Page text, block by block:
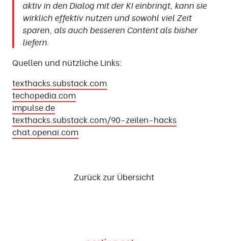
aktiv in den Dialog mit der KI einbringt, kann sie
wirklich effektiv nutzen und sowohl viel Zeit
sparen, als auch besseren Content als bisher
liefern.
Quellen und nützliche Links:
texthacks.substack.com
techopedia.com
impulse.de
texthacks.substack.com/90-zeilen-hacks
chat.openai.com
Zurück zur Übersicht